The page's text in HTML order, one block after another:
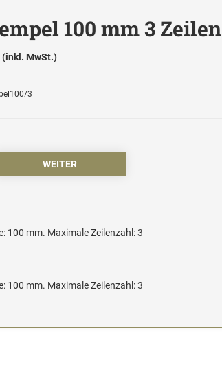
100 mm 3 Zeilen
(inkl. MwSt.)
3
100 mm. Maximale Zeilenzahl: 3
100 mm. Maximale Zeilenzahl: 3